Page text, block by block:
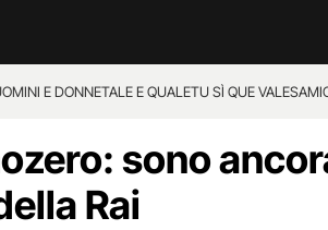
E DONNETALE E QUALETU SÌ QUE VALES
sono
Rai